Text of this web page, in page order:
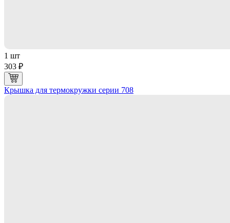
1 шт
303 ₽
Крышка для термокружки серии 708